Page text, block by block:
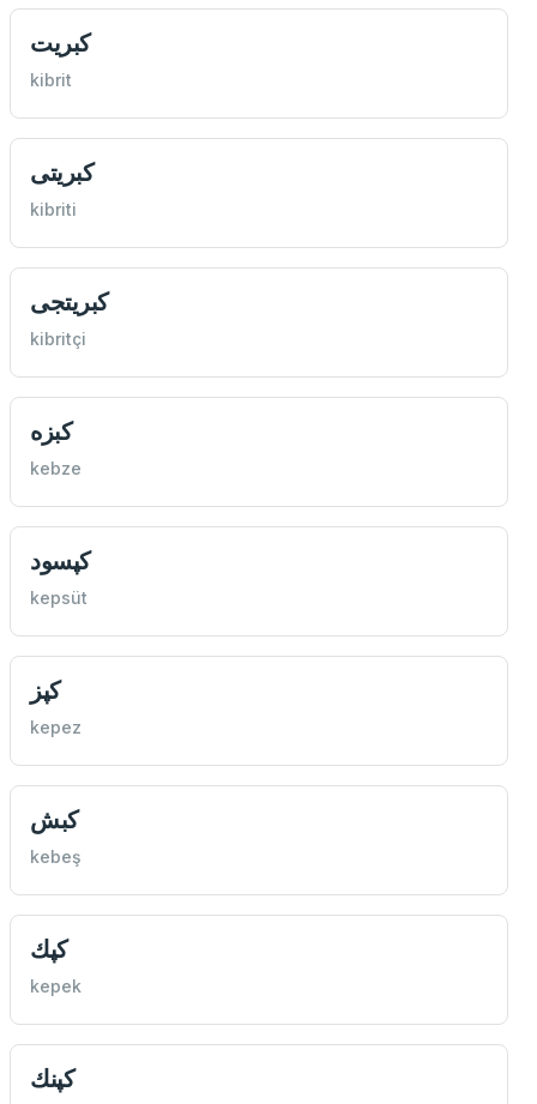
كبريت
kibrit
كبريتی
kibriti
كبريتجی
kibritçi
كبزه
kebze
كپسود
kepsüt
كپز
kepez
كبش
kebeş
كپك
kepek
كپنك